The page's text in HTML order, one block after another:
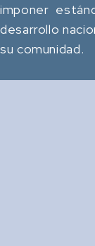
imponer
desarrollo
su comunidad.